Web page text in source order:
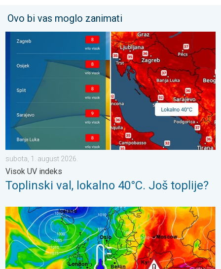
Ovo bi vas moglo zanimati
Toplinski val, lokalno 40°C. Još toplije?. Visok UV indeks. . .
subota, 1. august 2026.
Visok UV indeks
Toplinski val, lokalno 40°C. Još toplije?
Još toplije do petka, 40-ice se šire. Ljetne vrućine. . . utorak,